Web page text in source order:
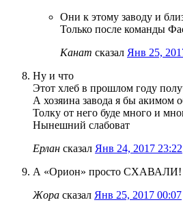
Они к этому заводу и
Только после команды
Канат сказал Янв 25,
Ну и что
Этот хлеб в прошлом году
А хозяина завода я бы акимом
Толку от него буде много и
Нынешний слабоват
Ерлан сказал Янв 24, 2017 23:22
А «Орион» просто СХАВАЛИ!
Жора сказал Янв 25, 2017 00:07